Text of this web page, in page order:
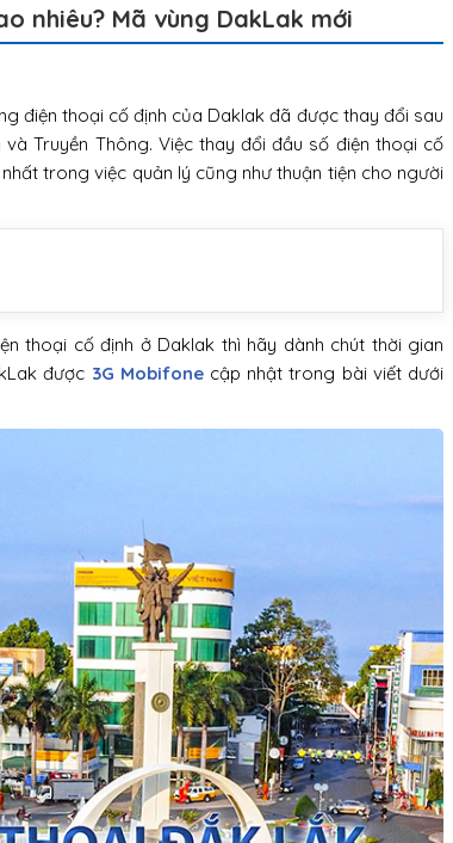
nhiêu? Mã vùng DakLak mới
điện thoại cố định của Daklak đã được thay đổi sau
Truyền Thông. Việc thay đổi đầu số điện thoại cố
trong việc quản lý cũng như thuận tiện cho người
thoại cố định ở Daklak thì hãy dành chút thời gian
được 3G Mobifonecập nhật trong bài viết dưới